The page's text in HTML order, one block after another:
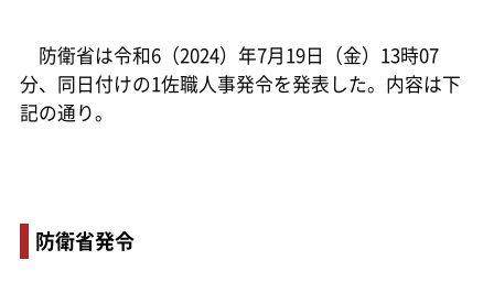
防衛省は令和6（2024）年7月19日（金）13時07
分、同日付けの1佐職人事発令を発表した。内容は下
記の通り。
防衛省発令